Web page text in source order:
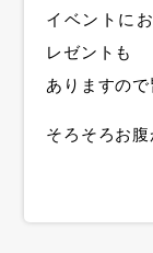
イベントに
レゼントも
ありますので
そろそろお